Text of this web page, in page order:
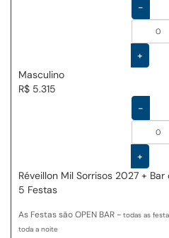
-
+
Masculino
R$ 5.315
-
+
Réveillon Mil Sorrisos 2027 + Bar
5 Festas
As Festas são OPEN BAR - todas as
toda a noite